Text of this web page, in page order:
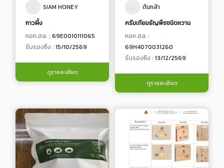
SIAM HONEY
กาวผึ้ง
กอท.ฮล. : 69E0010111065
รับรองถึง : 15/10/2569
ดูรายละเอียด
ต้นกล้า
ครีมเทียมธัญพืชชนิดหวาน
กอท.ฮล. :
69H4070031260
รับรองถึง : 13/12/2569
ดูรายละเอียด